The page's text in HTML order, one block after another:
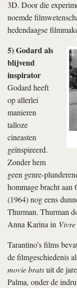
3D. Door die
noemde
hedendaagse
5) Godard als
blijvend
inspirator
Godard heeft
op allerlei
manieren
talloze
cineasten
geïnspireerd.
Zonder hem
geen genre-
hommage bracht aan
(1964) nog eens
Thurman. Thurman
Anna Karina in
Tarantino’s films
de filmgeschiedenis
movie bratsuit de
Palma, onder de